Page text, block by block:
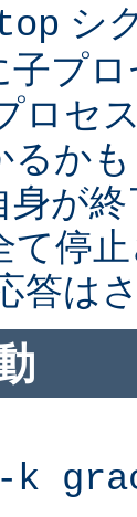
シ
子プ
ロセ
るか
が
て停
答は
k